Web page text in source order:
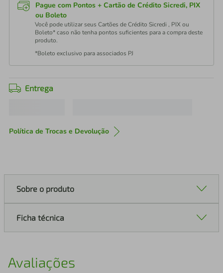
Pague com Pontos + Cartão de Crédito Sicredi, PIX
ou Boleto
Você pode utilizar seus Cartões de Crédito Sicredi , PIX ou
Boleto* caso não tenha pontos suficientes para a compra deste
produto.
*Boleto exclusivo para associados PJ
Entrega
Política de Trocas e Devolução
Sobre o produto
Ficha técnica
Avaliações